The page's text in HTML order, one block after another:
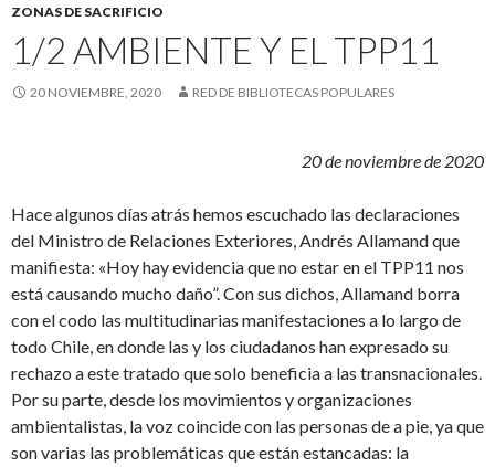
ZONAS DE SACRIFICIO
1/2 AMBIENTE Y EL TPP11
20 NOVIEMBRE, 2020 RED DE BIBLIOTECAS POPULARES
20 de noviembre de 2020
Hace algunos días atrás hemos escuchado las declaraciones
del Ministro de Relaciones Exteriores, Andrés Allamand que
manifiesta: «Hoy hay evidencia que no estar en el TPP11 nos
está causando mucho daño”. Con sus dichos, Allamand borra
con el codo las multitudinarias manifestaciones a lo largo de
todo Chile, en donde las y los ciudadanos han expresado su
rechazo a este tratado que solo beneficia a las transnacionales.
Por su parte, desde los movimientos y organizaciones
ambientalistas, la voz coincide con las personas de a pie, ya que
son varias las problemáticas que están estancadas: la